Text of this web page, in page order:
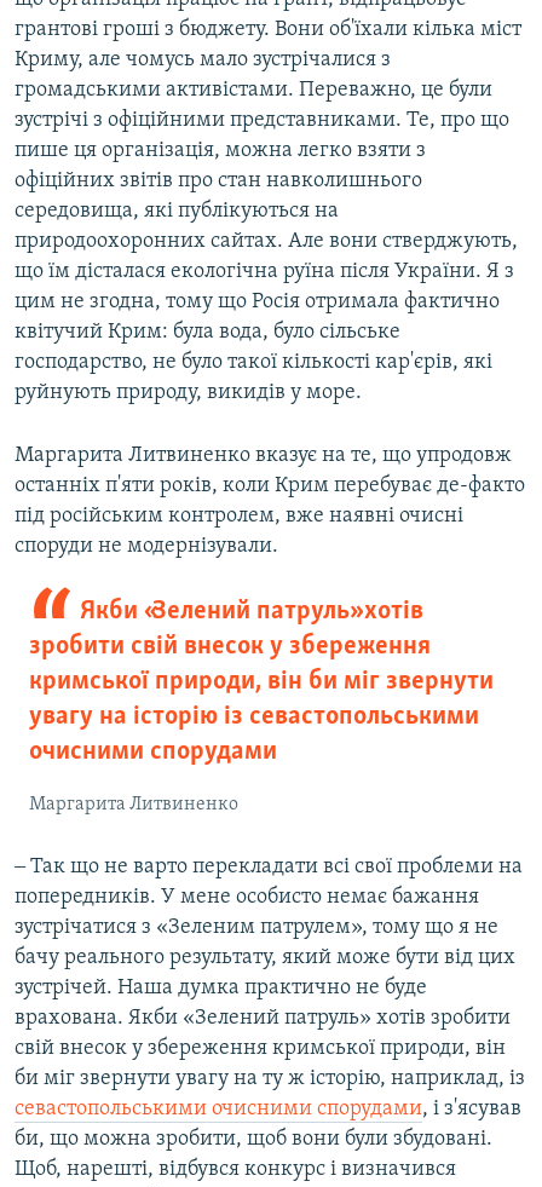
грантові гроші з бюджету. Вони об'їхали кілька міст
Криму, але чомусь мало зустрічалися з
громадськими активістами. Переважно, це були
зустрічі з офіційними представниками. Те, про що
пише ця організація, можна легко взяти з
офіційних звітів про стан навколишнього
середовища, які публікуються на
природоохоронних сайтах. Але вони стверджують,
що їм дісталася екологічна руїна після України. Я з
цим не згодна, тому що Росія отримала фактично
квітучий Крим: була вода, було сільське
господарство, не було такої кількості кар'єрів, які
руйнують природу, викидів у море.
Маргарита Литвиненко вказує на те, що упродовж
останніх п'яти років, коли Крим перебуває де-факто
під російським контролем, вже наявні очисні
споруди не модернізували.
Якби «Зелений патруль» хотів
зробити свій внесок у збереження
кримської природи, він би міг звернути
увагу на історію із севастопольськими
очисними спорудами
Маргарита Литвиненко
‒ Так що не варто перекладати всі свої проблеми на
попередників. У мене особисто немає бажання
зустрічатися з «Зеленим патрулем», тому що я не
бачу реального результату, який може бути від цих
зустрічей. Наша думка практично не буде
врахована. Якби «Зелений патруль» хотів зробити
свій внесок у збереження кримської природи, він
би міг звернути увагу на ту ж історію, наприклад, із
севастопольськими очисними спорудами, і з'ясував
би, що можна зробити, щоб вони були збудовані.
Щоб, нарешті, відбувся конкурс і визначився